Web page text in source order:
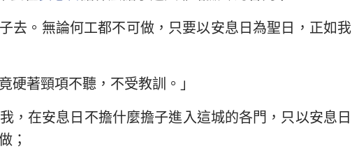
去。無論何工都不可做，只要以安息日為聖日，正如我
硬著頸項不聽，不受教訓。」
，在安息日不擔什麼擔子進入這城的各門，只以安息日
；